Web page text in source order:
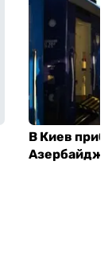
В Киев